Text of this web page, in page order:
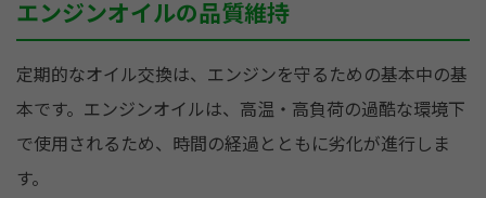
エンジンオイルの品質維持
定期的なオイル交換は、エンジンを守るための基本中の基
本です。エンジンオイルは、高温・高負荷の過酷な環境下
で使用されるため、時間の経過とともに劣化が進行しま
す。